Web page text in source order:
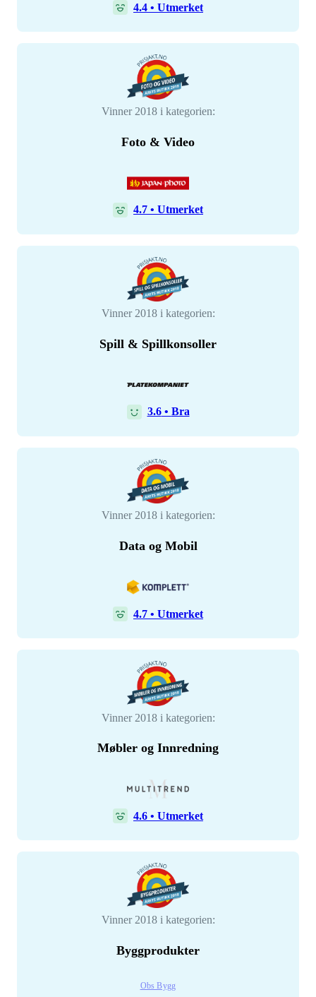
4.4 • Utmerket
Vinner 2018 i kategorien:
Foto & Video
4.7 • Utmerket
Vinner 2018 i kategorien:
Spill & Spillkonsoller
3.6• Bra
Vinner 2018 i kategorien:
Data og Mobil
4.7 • Utmerket
Vinner 2018 i kategorien:
Møbler og Innredning
4.6 • Utmerket
Vinner 2018 i kategorien:
Byggprodukter
Obs Bygg